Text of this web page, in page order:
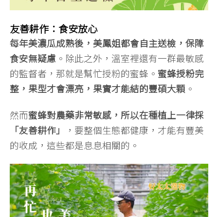
友善耕作：食安放心
每年美濃瓜成熟後，美鳳姐都會自主送檢，保障
食安無疑慮 。除此之外，溫室裡還有一群最敏感
的監督者，那就是幫忙授粉的蜜蜂。 蜜蜂授粉完
整，果型才會漂亮，果實才能結的豐碩大顆 。
然而蜜蜂對農藥非常敏感，所以在種植上一律採
「友善耕作」
，要整個生態都健康，才能有豐美
的收成，這些都是息息相關的。